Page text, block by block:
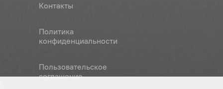
Наличие
Контакты
Политика
конфиденциальности
Пользовательское
соглашение